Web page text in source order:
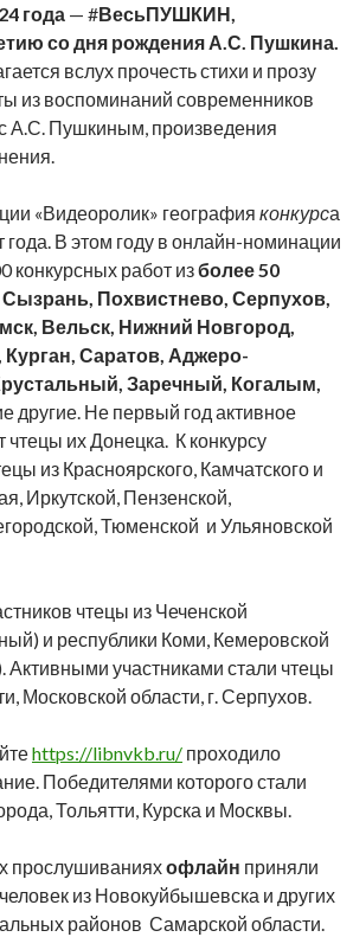
года — #ВесьПУШКИН,
со дня рождения А.С. Пушкина.
вслух прочесть стихи и прозу
из воспоминаний современников
А.С. Пушкиным, произведения
«Видеоролик» география конкурса
года. В этом году в онлайн-номинации
конкурсных работ изболее 50
Похвистнево, Серпухов,
Вельск, Нижний Новгород,
Курган, Саратов, Аджеро-
Заречный, Когалым,
другие. Не первый год активное
чтецы их Донецка. К конкурсу
из Красноярского, Камчатского и
Иркутской, Пензенской,
Тюменской и Ульяновской
чтецы из Чеченской
и республики Коми, Кемеровской
Активными участниками стали чтецы
Московской области, г. Серпухов.
https://libnvkb.ru/ проходило
Победителями которого стали
Тольятти, Курска и Москвы.
прослушиванияхофлайн приняли
из Новокуйбышевска и других
районов Самарской области.